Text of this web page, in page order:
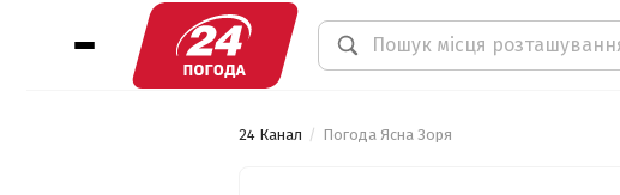
24 Канал Погода Ясна Зоря